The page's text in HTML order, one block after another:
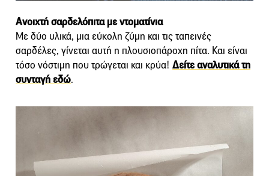
Ανοιχτή σαρδελόπιτα με ντοματίνια
Με δύο υλικά, μια εύκολη ζύμη και τις ταπεινές
σαρδέλες, γίνεται αυτή η πλουσιοπάροχη πίτα. Και είναι
τόσο νόστιμη που τρώγεται και κρύα! Δείτε αναλυτικά τη
συνταγή εδώ.